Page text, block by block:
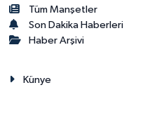
Tüm Manşetler
Son Dakika Haberleri
Haber Arşivi
Künye